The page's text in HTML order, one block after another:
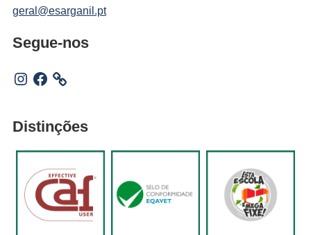
geral@esarganil.pt
Segue-nos
Instagram
Facebook
Distinções